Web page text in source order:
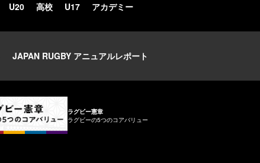
U20 高校 U17 アカデミー
JAPAN RUGBY アニュアルレポート
ラグビー憲章
ラグビーの5つのコアバリュー